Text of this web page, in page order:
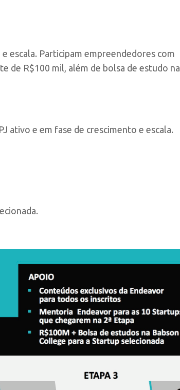
escala. Participam empreendedores com
de R$100 mil, além de bolsa de estudo na
ativo e em fase de crescimento e escala.